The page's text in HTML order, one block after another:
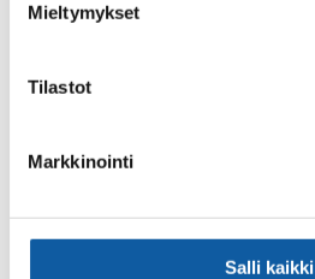
Mieltymykset
Tilastot
Markkinointi
Salli kaikki
Most of services are situated